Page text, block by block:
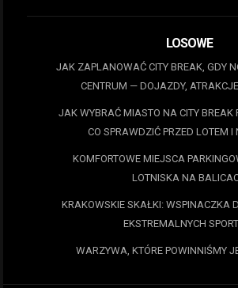
LOSOWE
JAK ZAPLANOWAĆ CITY BREAK, GDY
CENTRUM — DOJAZDY,
JAK WYBRAĆ MIASTO NA CITY BREAK
CO SPRAWDZIĆ PRZED LOTEM I
KOMFORTOWE MIEJSCA
LOTNISKA NA
KRAKOWSKIE SKAŁKI: WSPINACZKA
EKSTREMALNYCH
WARZYWA, KTÓRE POWINNIŚMY